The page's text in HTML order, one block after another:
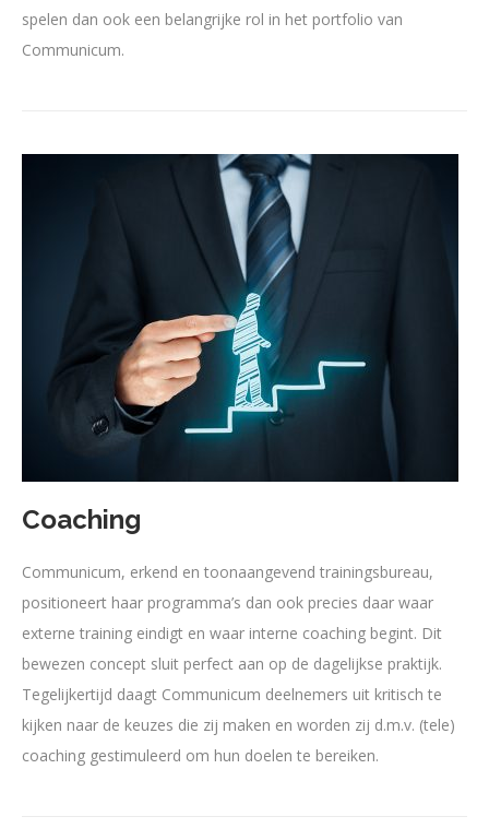
spelen dan ook een belangrijke rol in het portfolio van
Communicum.
Coaching
Communicum, erkend en toonaangevend trainingsbureau,
positioneert haar programma’s dan ook precies daar waar
externe training eindigt en waar interne coaching begint. Dit
bewezen concept sluit perfect aan op de dagelijkse praktijk.
Tegelijkertijd daagt Communicum deelnemers uit kritisch te
kijken naar de keuzes die zij maken en worden zij d.m.v. (tele)
coaching gestimuleerd om hun doelen te bereiken.